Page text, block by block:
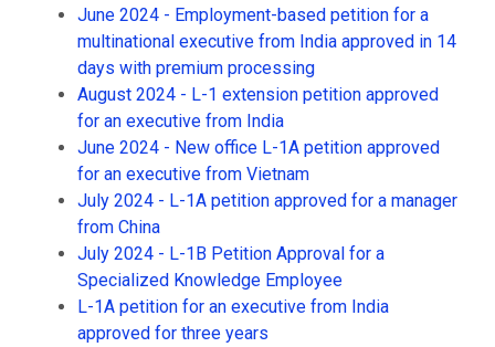
June 2024 - Employment-based petition for a
multinational executive from India approved in 14
days with premium processing
August 2024 - L-1 extension petition approved
for an executive from India
June 2024 - New office L-1A petition approved
for an executive from Vietnam
July 2024 - L-1A petition approved for a manager
from China
July 2024 - L-1B Petition Approval for a
Specialized Knowledge Employee
L-1A petition for an executive from India
approved for three years